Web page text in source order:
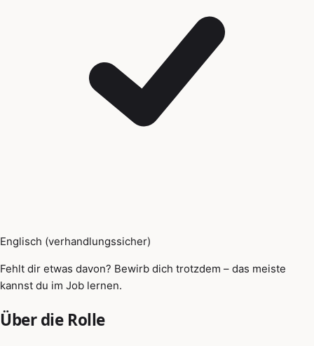
Englisch (verhandlungssicher)
Fehlt dir etwas davon? Bewirb dich trotzdem – das meiste
kannst du im Job lernen.
Über die Rolle